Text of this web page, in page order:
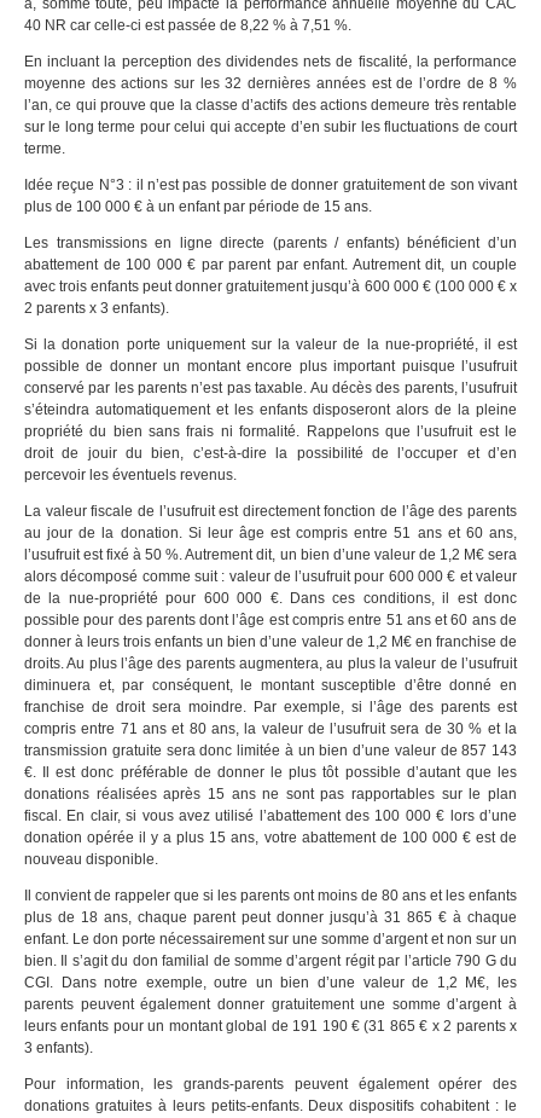
a, somme toute, peu impacté la performance annuelle moyenne du CAC
40 NR car celle-ci est passée de 8,22 % à 7,51 %.
En incluant la perception des dividendes nets de fiscalité, la performance
moyenne des actions sur les 32 dernières années est de l’ordre de 8 %
l’an, ce qui prouve que la classe d’actifs des actions demeure très rentable
sur le long terme pour celui qui accepte d’en subir les fluctuations de court
terme.
Idée reçue N°3 : il n’est pas possible de donner gratuitement de son vivant
plus de 100 000 € à un enfant par période de 15 ans.
Les transmissions en ligne directe (parents / enfants) bénéficient d’un
abattement de 100 000 € par parent par enfant. Autrement dit, un couple
avec trois enfants peut donner gratuitement jusqu’à 600 000 € (100 000 € x
2 parents x 3 enfants).
Si la donation porte uniquement sur la valeur de la nue-propriété, il est
possible de donner un montant encore plus important puisque l’usufruit
conservé par les parents n’est pas taxable. Au décès des parents, l’usufruit
s’éteindra automatiquement et les enfants disposeront alors de la pleine
propriété du bien sans frais ni formalité. Rappelons que l’usufruit est le
droit de jouir du bien, c’est-à-dire la possibilité de l’occuper et d’en
percevoir les éventuels revenus.
La valeur fiscale de l’usufruit est directement fonction de l’âge des parents
au jour de la donation. Si leur âge est compris entre 51 ans et 60 ans,
l’usufruit est fixé à 50 %. Autrement dit, un bien d’une valeur de 1,2 M€ sera
alors décomposé comme suit : valeur de l’usufruit pour 600 000 € et valeur
de la nue-propriété pour 600 000 €. Dans ces conditions, il est donc
possible pour des parents dont l’âge est compris entre 51 ans et 60 ans de
donner à leurs trois enfants un bien d’une valeur de 1,2 M€ en franchise de
droits. Au plus l’âge des parents augmentera, au plus la valeur de l’usufruit
diminuera et, par conséquent, le montant susceptible d’être donné en
franchise de droit sera moindre. Par exemple, si l’âge des parents est
compris entre 71 ans et 80 ans, la valeur de l’usufruit sera de 30 % et la
transmission gratuite sera donc limitée à un bien d’une valeur de 857 143
€. Il est donc préférable de donner le plus tôt possible d’autant que les
donations réalisées après 15 ans ne sont pas rapportables sur le plan
fiscal. En clair, si vous avez utilisé l’abattement des 100 000 € lors d’une
donation opérée il y a plus 15 ans, votre abattement de 100 000 € est de
nouveau disponible.
Il convient de rappeler que si les parents ont moins de 80 ans et les enfants
plus de 18 ans, chaque parent peut donner jusqu’à 31 865 € à chaque
enfant. Le don porte nécessairement sur une somme d’argent et non sur un
bien. Il s’agit du don familial de somme d’argent régit par l’article 790 G du
CGI. Dans notre exemple, outre un bien d’une valeur de 1,2 M€, les
parents peuvent également donner gratuitement une somme d’argent à
leurs enfants pour un montant global de 191 190 € (31 865 € x 2 parents x
3 enfants).
Pour information, les grands-parents peuvent également opérer des
donations gratuites à leurs petits-enfants. Deux dispositifs cohabitent : le